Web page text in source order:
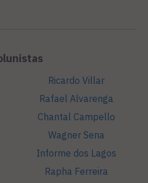
Ricardo Villar
Rafael Alvarenga
Chantal Campello
Wagner Sena
Informe dos Lagos
Rapha Ferreira